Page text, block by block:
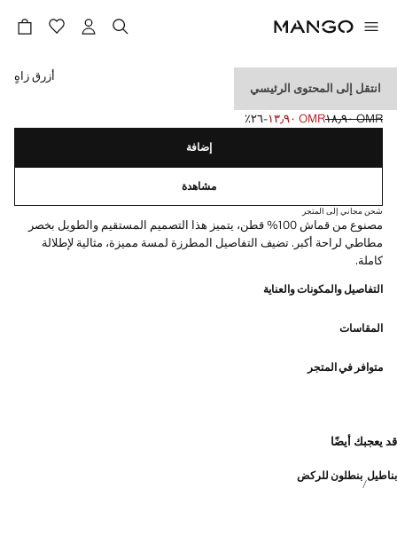
انتقل إلى المحتوى الرئيسي
بنطلون قطني مطرز
السعر الأول محذوف [OMR ١٨٫٩٠ ]
OMR ١٨٫٩٠
السعر الحالي [OMR ١٣٫٩٠ ]OMR ١٣٫٩٠ ؜-٢٦٪؜
حدد اللون
أزرق زاهٍ
إضافة
مشاهدة
شحن مجاني إلى المتجر
مصنوع من قماش 100% قطن، يتميز هذا التصميم المستقيم والطويل بخصر
مطاطي لراحة أكبر. تضيف التفاصيل المطرزة لمسة مميزة، مثالية لإطلالة
كاملة.
التفاصيل والمكونات والعناية
المقاسات
متوافر في المتجر
قد يعجبك أيضًا
بناطيل بنطلون للركض